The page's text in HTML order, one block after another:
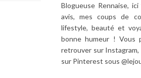
Blogueuse Rennaise,
avis, mes coups de
lifestyle, beauté et
bonne humeur ! Vous
retrouver sur Instagram,
sur Pinterest sous